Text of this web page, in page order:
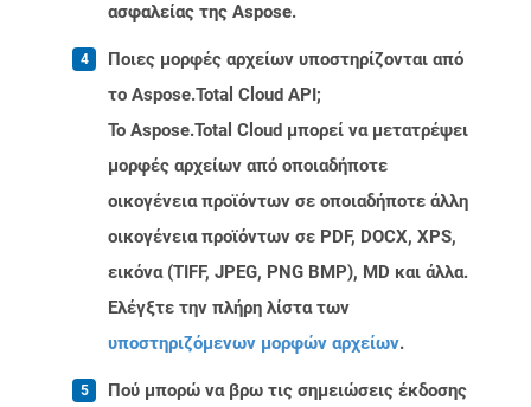
ασφαλείας της Aspose.
Ποιες μορφές αρχείων υποστηρίζονται από
το Aspose.Total Cloud API;
Το Aspose.Total Cloud μπορεί να μετατρέψει
μορφές αρχείων από οποιαδήποτε
οικογένεια προϊόντων σε οποιαδήποτε άλλη
οικογένεια προϊόντων σε PDF, DOCX, XPS,
εικόνα (TIFF, JPEG, PNG BMP), MD και άλλα.
Ελέγξτε την πλήρη λίστα των
υποστηριζόμενων μορφών αρχείων.
Πού μπορώ να βρω τις σημειώσεις έκδοσης